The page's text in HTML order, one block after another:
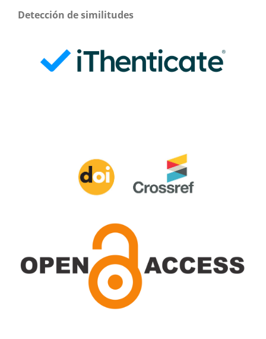
Detección de similitudes